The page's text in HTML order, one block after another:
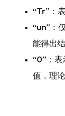
“Tr”：
“un”：
能得出
“0”：
值，理